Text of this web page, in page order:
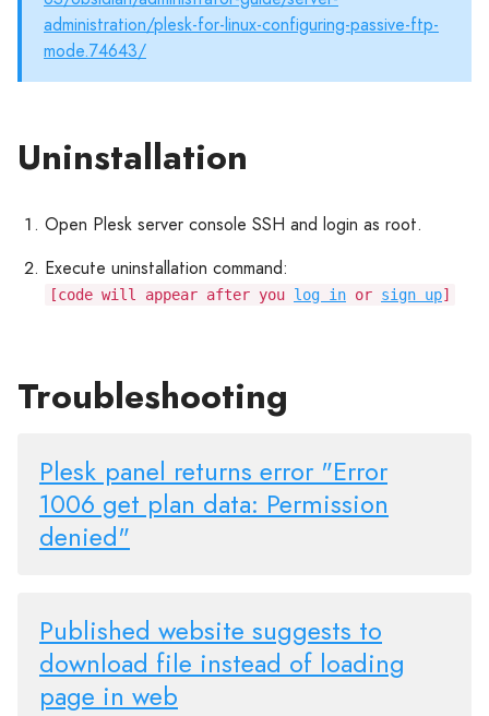
administration/plesk-for-linux-configuring-passive-ftp-
mode.74643/
Uninstallation
Open Plesk server console SSH and login as root.
Execute uninstallation command:
[code will appear after you log in or sign up]
Troubleshooting
Plesk panel returns error "Error
1006 get plan data: Permission
denied"
Published website suggests to
download file instead of loading
page in web